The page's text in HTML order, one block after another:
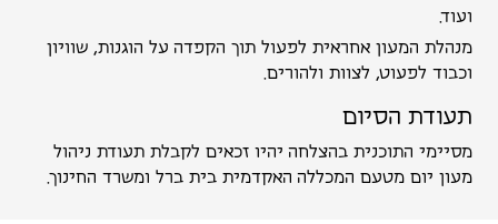
ועוד.
מנהלת המעון אחראית לפעול תוך הקפדה על הוגנות, שוויון
וכבוד לפעוט, לצוות ולהורים.
תעודת הסיום
מסיימי התוכנית בהצלחה יהיו זכאים לקבלת תעודת ניהול
מעון יום מטעם המכללה האקדמית בית ברל ומשרד החינוך.